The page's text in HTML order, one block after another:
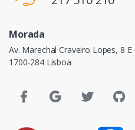
Morada
Av. Marechal Craveiro Lopes, 8 E
1700-284 Lisboa